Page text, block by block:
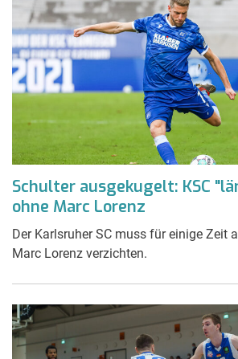
Schulter ausgekugelt: KSC
ohne Marc Lorenz
Der Karlsruher SC muss für einige Zeit
Marc Lorenz verzichten.